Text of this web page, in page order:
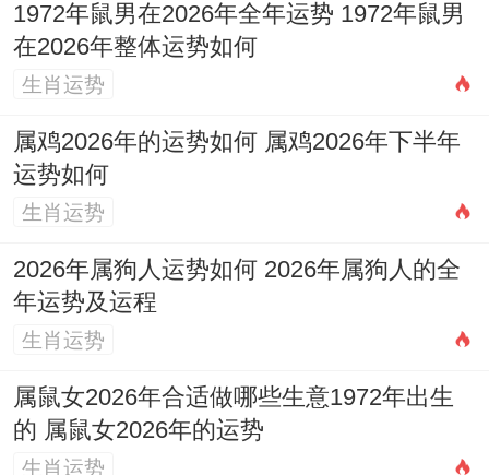
1972年鼠男在2026年全年运势 1972年鼠男
在2026年整体运势如何
生肖运势
属鸡2026年的运势如何 属鸡2026年下半年
运势如何
生肖运势
2026年属狗人运势如何 2026年属狗人的全
年运势及运程
生肖运势
属鼠女2026年合适做哪些生意1972年出生
的 属鼠女2026年的运势
生肖运势